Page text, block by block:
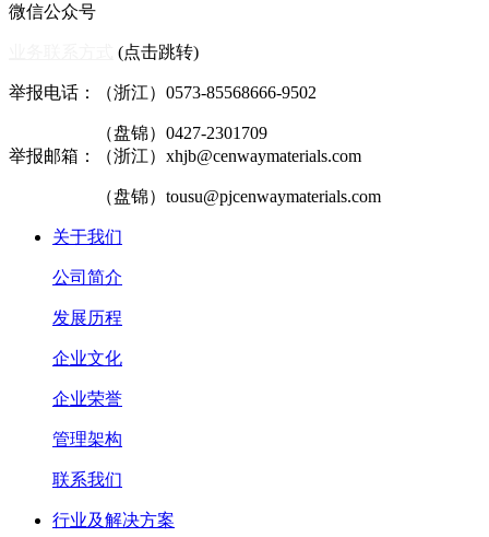
微信公众号
(点击跳转)
举报电话：（浙江）0573-85568666-9502
（盘锦）0427-2301709
举报邮箱：（浙江）xhjb@cenwaymaterials.com
（盘锦）tousu@pjcenwaymaterials.com
关于我们
公司简介
发展历程
企业文化
企业荣誉
管理架构
联系我们
行业及解决方案